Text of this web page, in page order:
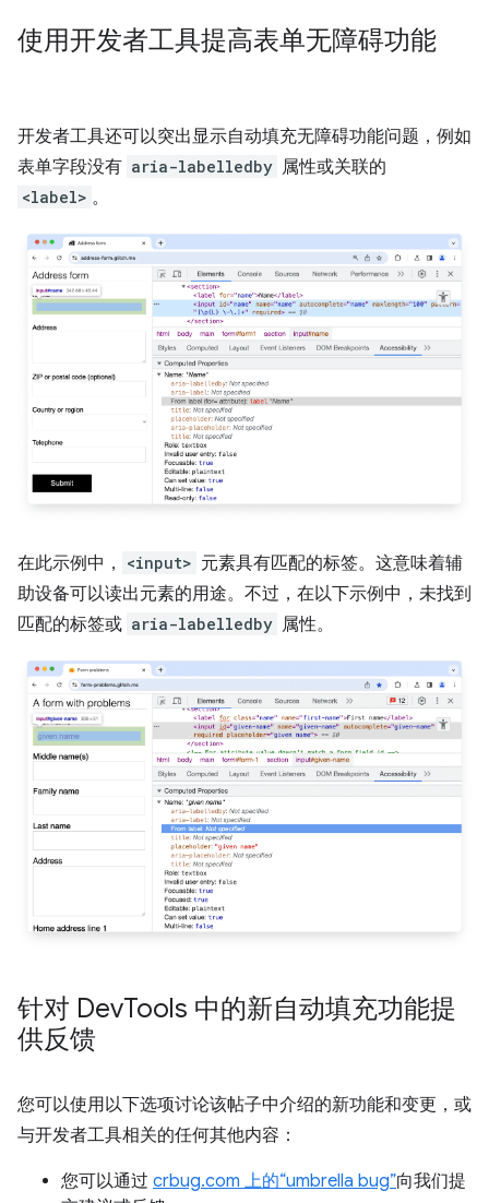
使用开发者工具提高表单无障碍功能
开发者工具还可以突出显示自动填充无障碍功能问题，例如
表单字段没有 aria-labelledby 属性或关联的
<label> 。
在此示例中， <input> 元素具有匹配的标签。这意味着辅
助设备可以读出元素的用途。不过，在以下示例中，未找到
匹配的标签或 aria-labelledby 属性。
针对 DevTools 中的新自动填充功能提
供反馈
您可以使用以下选项讨论该帖子中介绍的新功能和变更，或
与开发者工具相关的任何其他内容：
您可以通过 crbug.com 上的“umbrella bug”向我们提